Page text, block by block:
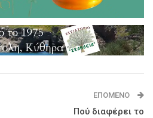
ΕΠΌΜΕΝΟ
Πού διαφέρει το